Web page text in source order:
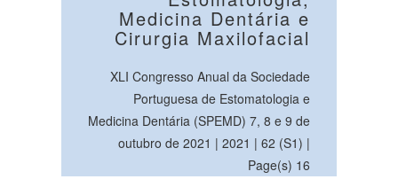
Medicina Dentária e
Cirurgia Maxilofacial
XLI Congresso Anual da Sociedade
Portuguesa de Estomatologia e
Medicina Dentária (SPEMD) 7, 8 e 9 de
outubro de 2021 | 2021 | 62 (S1) |
Page(s) 16